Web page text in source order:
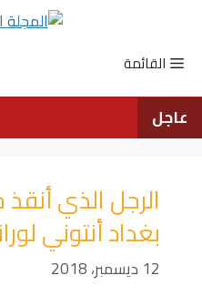
المحتوىالقائمة
عاجل
الرجل الذي
بغداد أنتوني
12 ديسمبر، 2018